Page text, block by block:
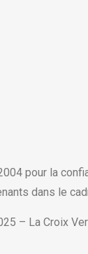
pour la
dans le
– La Croix